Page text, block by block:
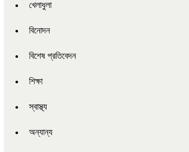
খেলাধুলা
বিনোদন
বিশেষ প্রতিবেদন
শিক্ষা
স্বাস্থ্য
অন্যান্য